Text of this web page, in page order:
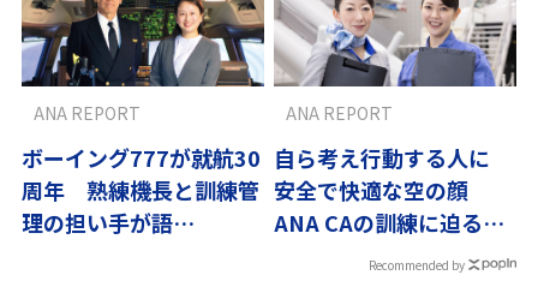
ボーイング777が就航30
周年 熟練機長と訓練管
理の担い手が語
ANA REPORT
自ら考え行動する人に
安全で快適な空の顔
ANA CAの訓練に迫る〜
ANA REPORT
Recommended by